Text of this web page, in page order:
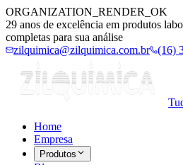
ORGANIZATION_RENDER_OK
29 anos de excelência em produtos
completas para sua análise
zilquimica@zilquimica.com.br
(16)
Home
Empresa
Produtos